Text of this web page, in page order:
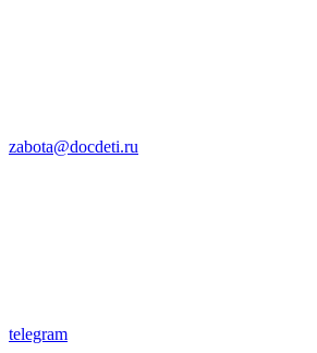
zabota@docdeti.ru
telegram